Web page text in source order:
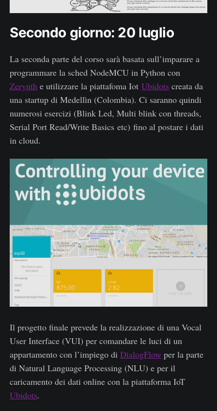
Secondo giorno: 20 luglio
La seconda parte del corso sarà basata sull’imparare a
programmare la sched NodeMCU in Python con
Zerynth e utilizzare la piattafoma Iot Ubidots creata da
una startup di Medellìn (Colombia). Ci saranno quindi
numerosi esercizi (Blink Led, Multi blink con threads,
Serial Port Read/Write Basics etc) fino al postare i dati
in cloud.
Il progetto finale prevede la realizzazione di una Vocal
User Interface (VUI) per comandare le luci di un
appartamento con l’impiego di DialogFlow per la parte
di Natural Language Processing (NLU) e per il
caricamento dei dati online con la piattaforma IoT
Ubidots.